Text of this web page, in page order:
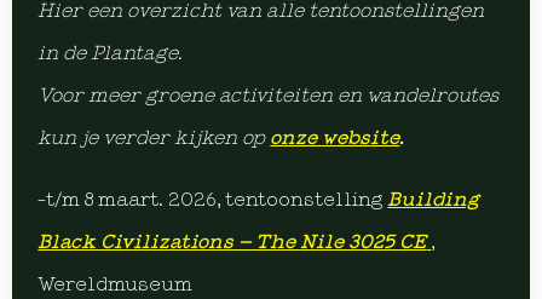
Hier een overzicht van alle tentoonstellingen
in de Plantage.
Voor meer groene activiteiten en wandelroutes
kun je verder kijken op onze website.
-t/m 8 maart. 2026, tentoonstelling Building
Black Civilizations – The Nile 3025 CE ,
Wereldmuseum